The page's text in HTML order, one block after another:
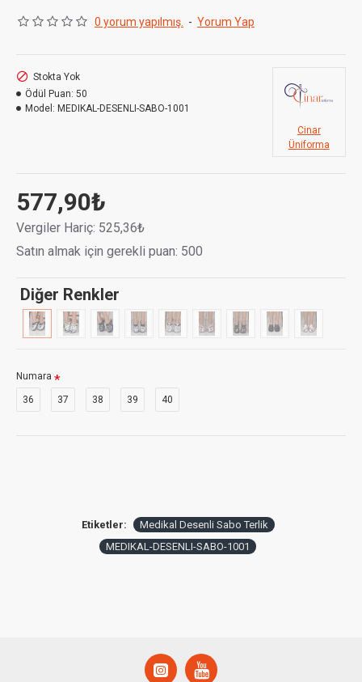
0 yorum yapılmış. - Yorum Yap
577,90₺
Vergiler Hariç: 525,36₺
Satın almak için gerekli puan: 500
Stokta Yok
Ödül Puan: 50
Model: MEDIKAL-DESENLI-SABO-1001
Cinar
Üniforma
Diğer Renkler
Numara
36 37 38 39 40
Etiketler:
Medikal Desenli Sabo Terlik
MEDIKAL-DESENLI-SABO-1001